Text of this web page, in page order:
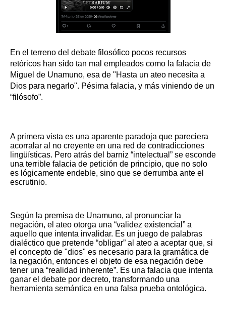
En el terreno del debate filosófico pocos recursos
retóricos han sido tan mal empleados como la falacia de
Miguel de Unamuno, esa de "Hasta un ateo necesita a
Dios para negarlo". Pésima falacia, y más viniendo de un
“filósofo”.
A primera vista es una aparente paradoja que pareciera
acorralar al no creyente en una red de contradicciones
lingüísticas. Pero atrás del barniz “intelectual” se esconde
una terrible falacia de petición de principio, que no solo
es lógicamente endeble, sino que se derrumba ante el
escrutinio.
Según la premisa de Unamuno, al pronunciar la
negación, el ateo otorga una “validez existencial” a
aquello que intenta invalidar. Es un juego de palabras
dialéctico que pretende “obligar” al ateo a aceptar que, si
el concepto de "dios" es necesario para la gramática de
la negación, entonces el objeto de esa negación debe
tener una “realidad inherente”. Es una falacia que intenta
ganar el debate por decreto, transformando una
herramienta semántica en una falsa prueba ontológica.